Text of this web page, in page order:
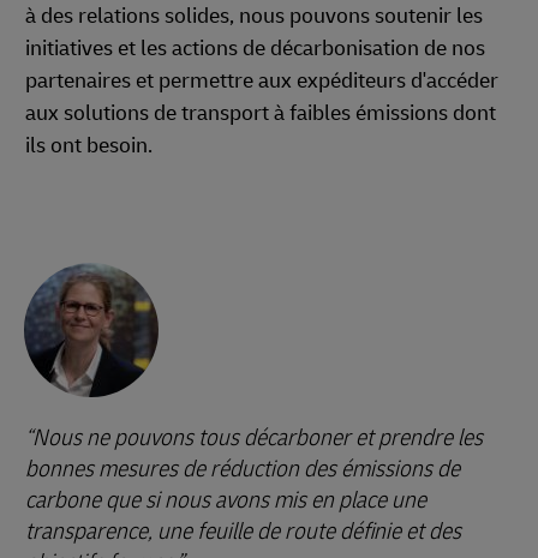
à des relations solides, nous pouvons soutenir les
initiatives et les actions de décarbonisation de nos
partenaires et permettre aux expéditeurs d'accéder
aux solutions de transport à faibles émissions dont
ils ont besoin.
Nous ne pouvons tous décarboner et prendre les
bonnes mesures de réduction des émissions de
carbone que si nous avons mis en place une
transparence, une feuille de route définie et des